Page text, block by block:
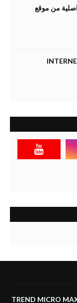
تحميل نسخة ويندوز 10 اصلية من موقع
TREND MICRO